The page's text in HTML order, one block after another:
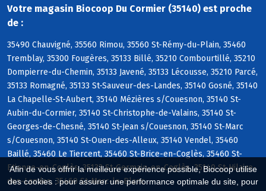
Afin de vous offrir la meilleure expérience possible, Biocoop utilise
des cookies : pour assurer une performance optimale du site, pour
Votre magasin Biocoop Du Cormier (35140) est proche
de :
35490 Chauvigné, 35560 Rimou, 35560 St-Rémy-du-Plain, 35460
Tremblay, 35300 Fougères, 35133 Billé, 35210 Combourtillé, 35210
Dompierre-du-Chemin, 35133 Javené, 35133 Lécousse, 35210 Parcé,
35133 Romagné, 35133 St-Sauveur-des-Landes, 35140 Gosné, 35140
La Chapelle-St-Aubert, 35140 Mézières s/Couesnon, 35140 St-
Aubin-du-Cormier, 35140 St-Christophe-de-Valains, 35140 St-
Georges-de-Chesné, 35140 St-Jean s/Couesnon, 35140 St-Marc
s/Couesnon, 35140 St-Ouen-des-Alleux, 35140 Vendel, 35460
Baillé, 35460 Le Tiercent, 35460 St-Brice-en-Coglès, 35460 St-
Etienne-en-Coglès, 35133 St-Germain-en-Coglès, 35140 St-Hilaire-
des-Landes, 35460 St-Marc-le-Blanc